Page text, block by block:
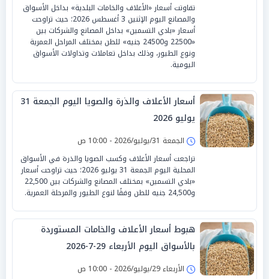
تفاوتت أسعار «الأعلاف والخامات البلدية» بداخل الأسواق
والمصانع اليوم الإثنين 3 أغسطس 2026؛ حيث تراوحت
أسعار «بادي التسمين» بداخل المصانع والشركات بين
«22500 و24500 جنيه» للطن بمختلف المراحل العمرية
ونوع الطيور، وذلك بداخل تعاملات وتداولات الأسواق
اليومية.
أسعار الأعلاف والذرة والصويا اليوم الجمعة 31
يوليو 2026
الجمعة 31/يوليو/2026 - 10:00 ص
تراجعت أسعار الأعلاف وكسب الصويا والذرة في الأسواق
المحلية اليوم الجمعة 31 يوليو 2026؛ حيث تراوحت أسعار
«بادي التسمين» بمختلف المصانع والشركات بين 22,500
و24,500 جنيه للطن وفقًا لنوع الطيور والمرحلة العمرية.
هبوط أسعار الأعلاف والخامات المستوردة
بالأسواق اليوم الأربعاء 29-7-2026
الأربعاء 29/يوليو/2026 - 10:00 ص